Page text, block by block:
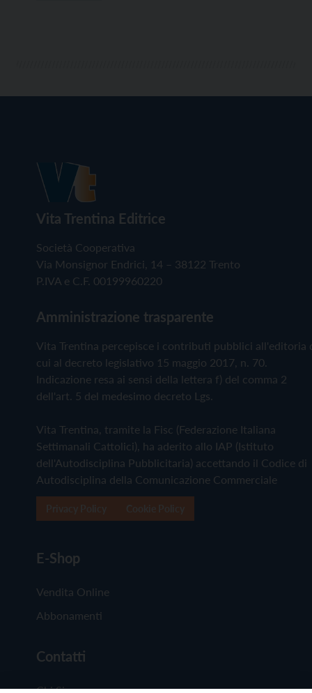
Vita Trentina Editrice
Società Cooperativa
Via Monsignor Endrici, 14 – 38122 Trento
P.IVA e C.F. 00199960220
Amministrazione trasparente
Vita Trentina percepisce i contributi pubblici all'editoria
cui al decreto legislativo 15 maggio 2017, n. 70.
Indicazione resa ai sensi della lettera f) del comma 2
dell'art. 5 del medesimo decreto Lgs.
Vita Trentina, tramite la Fisc (Federazione Italiana
Settimanali Cattolici), ha aderito allo IAP (Istituto
dell'Autodisciplina Pubblicitaria) accettando il Codice di
Autodisciplina della Comunicazione Commerciale
E-Shop
Vendita Online
Abbonamenti
Contatti
Chi Siamo